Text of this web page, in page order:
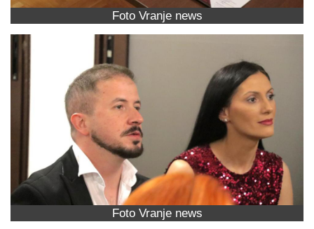
Foto Vranje news
Foto Vranje news